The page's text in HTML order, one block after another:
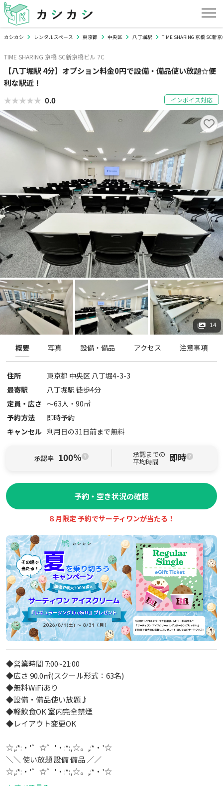
カシカシ レンタルスペース 東京都 中央区 八丁堀駅 TIME SHARING 京橋 SC新
TIME SHARING 京橋 SC新京橋ビル 7C
【八丁堀駅 4分】オプション料金0円で設備・備品使い放題☆便
利な駅近！
★★★★★
★★★★★ 0.0 インボイス対応
14
概要 写真 設備・備品 アクセス 注意事項
住所 東京都 中央区 八丁堀4-3-3
最寄駅
八丁堀駅 徒歩4分
定員・広さ 〜63人・ 90㎡
予約方法
即時予約
キャンセル 利用日の31日前まで無料
承認率 100% 承認までの
平均時間 即時
予約・空き状況の確認
８月限定 予約でサーティワンが当たる！
◆営業時間 7:00~21:00
◆広さ 90.0㎡(スクール形式：63名)
◆無料WiFiあり
◆設備・備品使い放題♪
◆軽飲食OK 室内完全禁煙
◆レイアウト変更OK
☆,:*:・'゜☆゜'・:*:,☆。,:*・'☆
＼＼ 使い放題 設備 備品 ／／
☆,:*:・'゜☆゜'・:*:,☆。,:*・'☆